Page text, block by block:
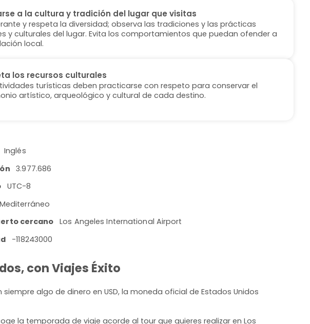
a la cultura y tradición del lugar que visitas
y respeta la diversidad; observa las tradiciones y las prácticas
y culturales del lugar. Evita los comportamientos que puedan ofender a
local.
los recursos culturales
turísticas deben practicarse con respeto para conservar el
artístico, arqueológico y cultural de cada destino.
Inglés
3.977.686
UTC-8
Mediterráneo
cercano
Los Angeles International Airport
-118243000
con Viajes Éxito
siempre algo de dinero en USD, la moneda oficial de Estados Unidos
la temporada de viaje acorde al tour que quieres realizar en Los